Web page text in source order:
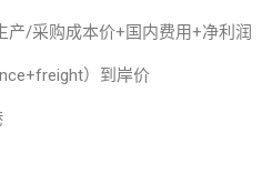
产/采购成本价+国内费用+净利润
）到岸价